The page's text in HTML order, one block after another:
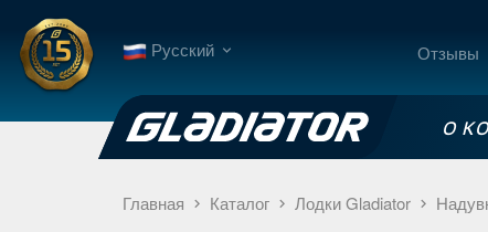
Русский Отзывы
О
Главная Каталог Лодки Gladiator